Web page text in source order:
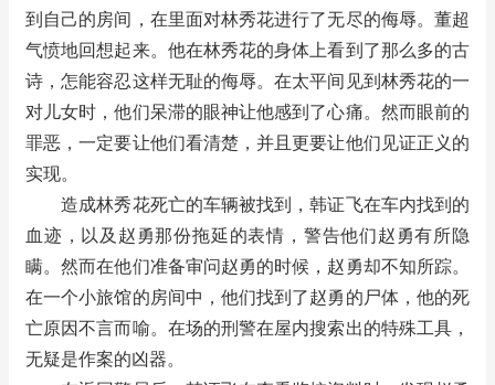
到自己的房间，在里面对林秀花进行了无尽的侮辱。董超
气愤地回想起来。他在林秀花的身体上看到了那么多的古
诗，怎能容忍这样无耻的侮辱。在太平间见到林秀花的一
对儿女时，他们呆滞的眼神让他感到了心痛。然而眼前的
罪恶，一定要让他们看清楚，并且更要让他们见证正义的
实现。
造成林秀花死亡的车辆被找到，韩证飞在车内找到的
血迹，以及赵勇那份拖延的表情，警告他们赵勇有所隐
瞒。然而在他们准备审问赵勇的时候，赵勇却不知所踪。
在一个小旅馆的房间中，他们找到了赵勇的尸体，他的死
亡原因不言而喻。在场的刑警在屋内搜索出的特殊工具，
无疑是作案的凶器。